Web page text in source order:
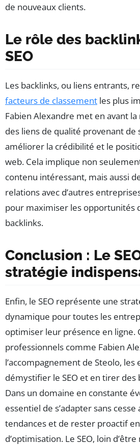
de nouveaux clients.
Le rôle des
SEO
Les backlinks, ou liens entrants,
facteurs de classement les plus
Fabien Alexandre met en avant la
des liens de qualité provenant de
améliorer la crédibilité et le
web. Cela implique non
contenu intéressant, mais aussi
relations avec d’autres
pour maximiser les opportunités
backlinks.
Conclusion : Le
stratégie
Enfin, le SEO représente une
dynamique pour toutes les
optimiser leur présence en ligne.
professionnels comme Fabien
l’accompagnement de Steolo,
démystifier le SEO et en tirer des
Dans un domaine en constante
essentiel de s’adapter sans
tendances et de rester proactif
d’optimisation. Le SEO, loin